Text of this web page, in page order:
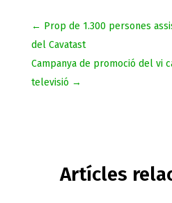
← Prop de 1.300 persones
del Cavatast
Campanya de promoció del vi
televisió →
Artícles